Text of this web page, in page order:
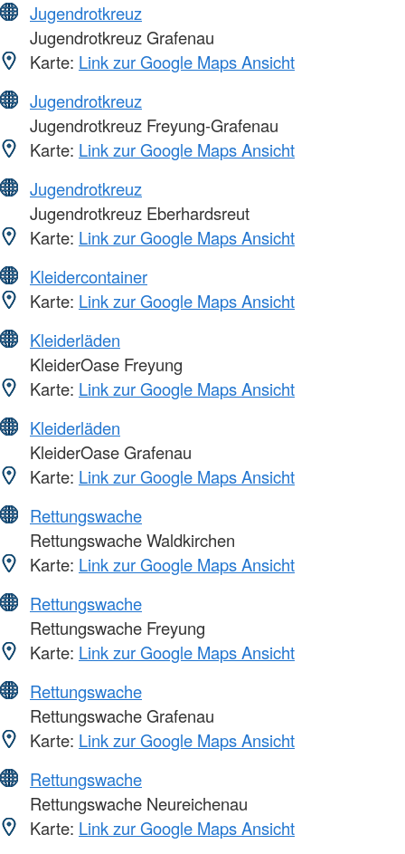
Jugendrotkreuz
Jugendrotkreuz Grafenau
Karte: Link zur Google Maps Ansicht
Jugendrotkreuz
Jugendrotkreuz Freyung-Grafenau
Karte: Link zur Google Maps Ansicht
Jugendrotkreuz
Jugendrotkreuz Eberhardsreut
Karte: Link zur Google Maps Ansicht
Kleidercontainer
Karte: Link zur Google Maps Ansicht
Kleiderläden
KleiderOase Freyung
Karte: Link zur Google Maps Ansicht
Kleiderläden
KleiderOase Grafenau
Karte: Link zur Google Maps Ansicht
Rettungswache
Rettungswache Waldkirchen
Karte: Link zur Google Maps Ansicht
Rettungswache
Rettungswache Freyung
Karte: Link zur Google Maps Ansicht
Rettungswache
Rettungswache Grafenau
Karte: Link zur Google Maps Ansicht
Rettungswache
Rettungswache Neureichenau
Karte: Link zur Google Maps Ansicht